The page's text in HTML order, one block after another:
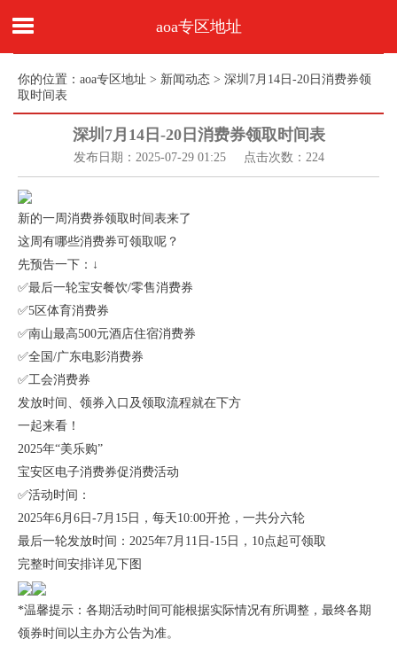
aoa专区地址
你的位置： aoa专区地址 > 新闻动态 > 深圳7月14日-20日消费券领
取时间表
深圳7月14日-20日消费券领取时间表
发布日期：2025-07-29 01:25 点击次数：224
新的一周消费券领取时间表来了
这周有哪些消费券可领取呢？
先预告一下：↓
✅最后一轮宝安餐饮/零售消费券
✅5区体育消费券
✅南山最高500元酒店住宿消费券
✅全国/广东电影消费券
✅工会消费券
发放时间、领券入口及领取流程就在下方
一起来看！
2025年“美乐购”
宝安区电子消费券促消费活动
✅活动时间：
2025年6月6日-7月15日，每天10:00开抢，一共分六轮
最后一轮发放时间：2025年7月11日-15日，10点起可领取
完整时间安排详见下图
*温馨提示：各期活动时间可能根据实际情况有所调整，最终各期
领券时间以主办方公告为准。